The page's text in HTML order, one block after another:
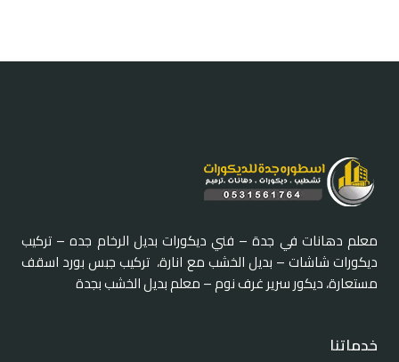
معلم دهانات في جدة – فني ديكورات بديل الرخام جده – تركيب
ديكورات شاشات – بديل الخشب مع انارة، تركيب جبس بورد اسقف
مستعارة، ديكور سرير غرف نوم – معلم بديل الخشب بجدة
خدماتنا